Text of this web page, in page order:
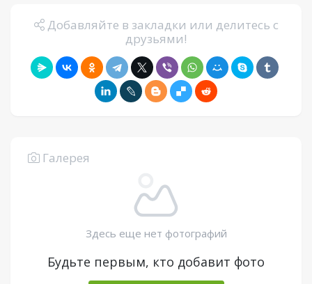
Добавляйте в закладки или делитесь с
друзьями!
Галерея
Здесь еще нет фотографий
Будьте первым, кто добавит фото